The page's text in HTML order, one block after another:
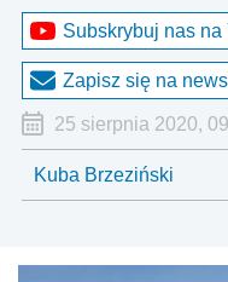
Subskrybuj nas na
Zapisz się na
25 sierpnia 2020,
Kuba Brzeziński